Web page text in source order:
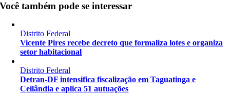
Você também pode se interessar
Distrito Federal
Vicente Pires recebe decreto que formaliza lotes e organiza
setor habitacional
Distrito Federal
Detran-DF intensifica fiscalização em Taguatinga e
Ceilândia e aplica 51 autuações